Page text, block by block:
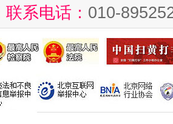
系电话： 010-